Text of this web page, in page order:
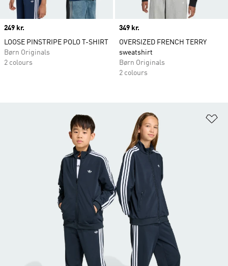
Price
249 kr.
LOOSE PINSTRIPE POLO T-SHIRT
Børn Originals
2 colours
Price
349 kr.
OVERSIZED FRENCH TERRY
sweatshirt
Børn Originals
2 colours